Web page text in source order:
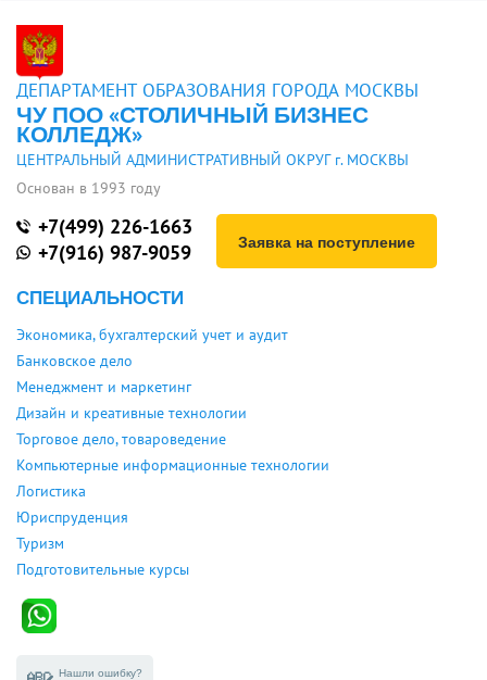
ДЕПАРТАМЕНТ ОБРАЗОВАНИЯ ГОРОДА МОСКВЫ
ЧУ ПОО «СТОЛИЧНЫЙ БИЗНЕС
КОЛЛЕДЖ»
ЦЕНТРАЛЬНЫЙ АДМИНИСТРАТИВНЫЙ ОКРУГ г. МОСКВЫ
Основан в 1993 году
+7(499) 226-1663
+7(916) 987-9059
Заявка на поступление
СПЕЦИАЛЬНОСТИ
Экономика, бухгалтерский учет и аудит
Банковское дело
Менеджмент и маркетинг
Дизайн и креативные технологии
Торговое дело, товароведение
Компьютерные информационные технологии
Логистика
Юриспруденция
Туризм
Подготовительные курсы
Нашли ошибку?